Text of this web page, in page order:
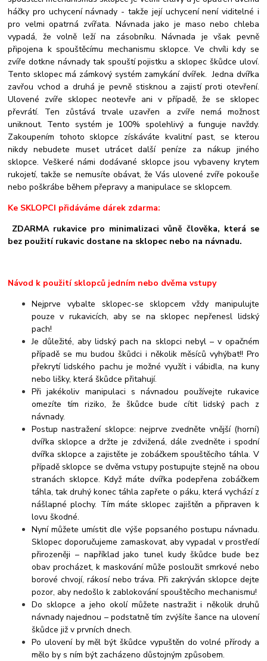
háčky pro uchycení návnady - takže její uchycení není viditelné i
pro velmi opatrná zvířata. Návnada jako je maso nebo chleba
vypadá, že volně leží na zásobníku. Návnada je však pevně
připojena k spouštěcímu mechanismu sklopce. Ve chvíli kdy se
zvíře dotkne návnady tak spouští pojistku a sklopec škůdce uloví.
Tento sklopec má zámkový systém zamykání dvířek. Jedna dvířka
zavřou vchod a druhá je pevně stisknou a zajistí proti otevření.
Ulovené zvíře sklopec neotevře ani v případě, že se sklopec
převrátí. Ten zůstává trvale uzavřen a zvíře nemá možnost
uniknout. Tento systém je 100% spolehlivý a funguje navždy.
Zakoupením tohoto sklopce získáváte kvalitní past, se kterou
nikdy nebudete muset utrácet další peníze za nákup jiného
sklopce. Veškeré námi dodávané sklopce jsou vybaveny krytem
rukojetí, takže se nemusíte obávat, že Vás ulovené zvíře pokouše
nebo poškrábe během přepravy a manipulace se sklopcem.
Ke SKLOPCI přidáváme dárek zdarma:
ZDARMA rukavice pro minimalizaci vůně člověka, která se
bez použití rukavic dostane na sklopec nebo na návnadu.
Návod k použití sklopců jedním nebo dvěma vstupy
Nejprve vybalte sklopec-se sklopcem vždy manipulujte
pouze v rukavicích, aby se na sklopec nepřenesl lidský
pach!
Je důležité, aby lidský pach na sklopci nebyl – v opačném
případě se mu budou škůdci i několik měsíců vyhýbat!! Pro
překrytí lidského pachu je možné využít i vábidla, na kuny
nebo lišky, která škůdce přitahují.
Při jakékoliv manipulaci s návnadou používejte rukavice
omezíte tím riziko, že škůdce bude cítit lidský pach z
návnady.
Postup nastražení sklopce: nejprve zvedněte vnější (horní)
dvířka sklopce a držte je zdvižená, dále zvedněte i spodní
dvířka sklopce a zajistěte je zobáčkem spouštěcího táhla. V
případě sklopce se dvěma vstupy postupujte stejně na obou
stranách sklopce. Když máte dvířka podepřena zobáčkem
táhla, tak druhý konec táhla zapřete o páku, která vychází z
nášlapné plochy. Tím máte sklopec zajištěn a připraven k
lovu škodné.
Nyní můžete umístit dle výše popsaného postupu návnadu.
Sklopec doporučujeme zamaskovat, aby vypadal v prostředí
přirozeněji – například jako tunel kudy škůdce bude bez
obav procházet, k maskování může posloužit smrkové nebo
borové chvojí, rákosí nebo tráva. Při zakrýván sklopce dejte
pozor, aby nedošlo k zablokování spouštěcího mechanismu!
Do sklopce a jeho okolí můžete nastražit i několik druhů
návnady najednou – podstatně tím zvýšíte šance na ulovení
škůdce již v prvních dnech.
Po ulovení by měl být škůdce vypuštěn do volné přírody a
mělo by s ním být zacházeno důstojným způsobem.